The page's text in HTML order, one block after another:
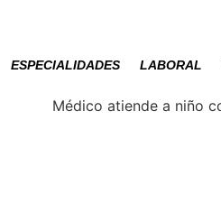
ESPECIALIDADES LABORAL